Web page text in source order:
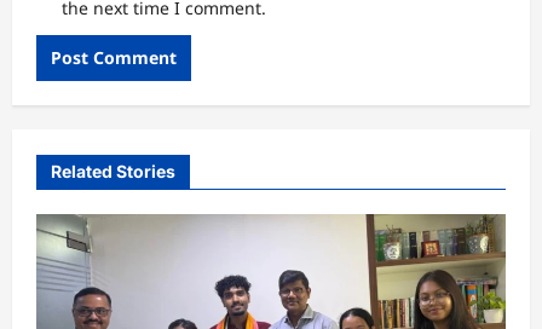
the next time I comment.
Related Stories